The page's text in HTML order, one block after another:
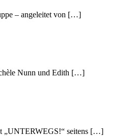
– angeleitet von […]
Nunn und Edith […]
„UNTERWEGS!“ seitens […]